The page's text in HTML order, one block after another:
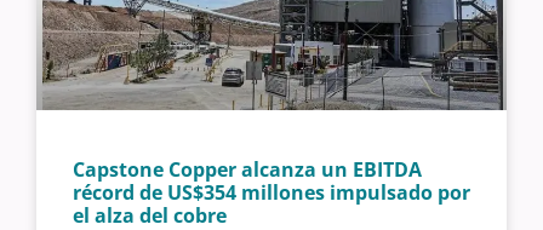
Capstone Copper alcanza un EBITDA
récord de US$354 millones impulsado por
el alza del cobre